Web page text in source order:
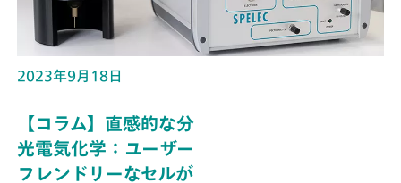
2023年9月18日
【コラム】直感的な分
光電気化学：ユーザー
フレンドリーなセルが